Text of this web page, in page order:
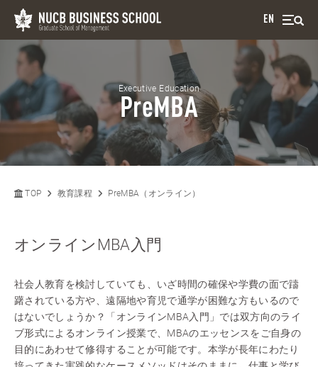
EN
Executive Education
PreMBA
TOP 教育課程 PreMBA（オンライン）
オンラインMBA入門
社会人教育を検討していても、いざ時間の確保や学費の面で躊
躇されている方や、遠隔地や育児で通学が困難な方もいるので
はないでしょうか？「オンラインMBA入門」では双方向のライ
ブ形式によるオンライン授業で、MBAのエッセンスをご自身の
目的にあわせて修得することが可能です。本学が長年にわたり